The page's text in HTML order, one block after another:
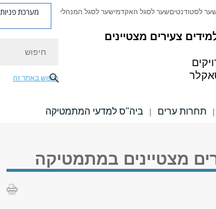
צעירים מצטיינים
לסטודנטיםשער לסגל האקדמישער לסגל המנהלי מערכת פניות
חיפוש באתר זה
| תחרות ערים | ביה"ס למדעי המתמטיקה
מצטיינים במתמטיקה